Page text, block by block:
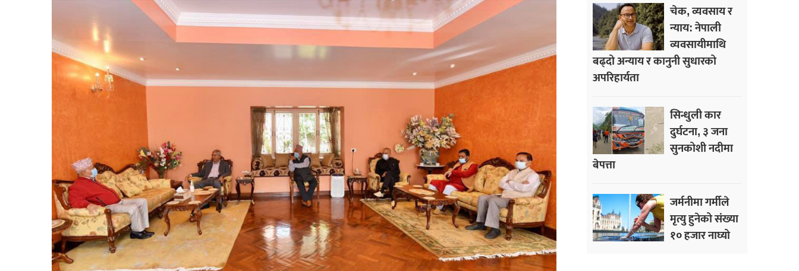
चेक, व्यवसाय र
न्याय: नेपाली
व्यवसायीमाथि
बढ्दो अन्याय र कानुनी सुधारको
अपरिहार्यता
सिन्धुली कार
दुर्घटना, ३ जना
सुनकोशी नदीमा
बेपत्ता
जर्मनीमा गर्मीले
मृत्यु हुनेको संख्या
१० हजार नाघ्यो